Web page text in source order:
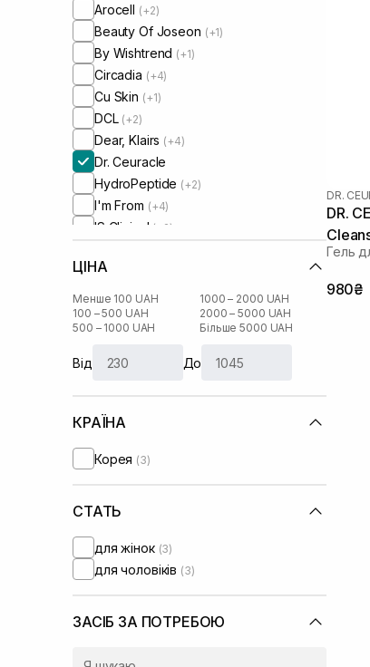
Arocell (+2)
Beauty Of Joseon (+1)
By Wishtrend (+1)
Circadia (+4)
Cu Skin (+1)
DCL (+2)
Dear, Klairs (+4)
Dr. Ceuracle
HydroPeptide (+2)
I'm From (+4)
IS Clinical (+2)
Medik8
Purito (+1)
Question and Answer(+2)
Real Barrier
Rejuran
Skin1004
Transparent-Lab
Usolab(+3)
ЦІНА
Менше 100 UAH
100 – 500 UAH
500 – 1000 UAH
1000 – 2000 UAH
2000 – 5000 UAH
Більше 5000 UAH
Від До
КРАЇНА
Корея (3)
СТАТЬ
для жінок (3)
для чоловіків (3)
ЗАСІБ ЗА ПОТРЕБОЮ
DR.
DR.
Гель
980₴